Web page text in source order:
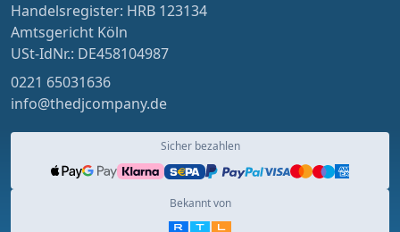
Handelsregister: HRB 123134
Amtsgericht Köln
USt-IdNr.: DE458104987
0221 65031636
info@thedjcompany.de
Sicher bezahlen
Bekannt von